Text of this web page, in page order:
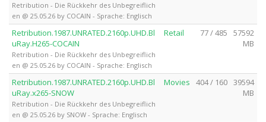
Retribution - Die Rückkehr des Unbegreiflich
en @ 25.05.26 by COCAIN - Sprache: Englisch
Retribution.1987.UNRATED.2160p.UHD.Bl
uRay.H265-COCAIN
Retribution - Die Rückkehr des Unbegreiflich
en @ 25.05.26 by COCAIN - Sprache: Englisch
Retail 77 / 485
57592
MB
Retribution.1987.UNRATED.2160p.UHD.Bl
uRay.x265-SNOW
Retribution - Die Rückkehr des Unbegreiflich
en @ 25.05.26 by SNOW - Sprache: Englisch
Movies 404 / 160 39594
MB